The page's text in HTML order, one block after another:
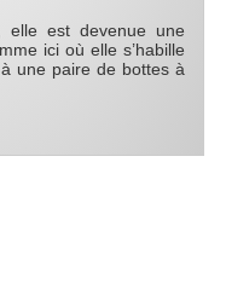
elle est devenue une
ici où elle s’habille
une paire de bottes à